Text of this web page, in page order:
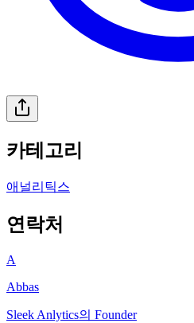
카테고리
애널리틱스
연락처
A
Abbas
Sleek Anlytics의 Founder